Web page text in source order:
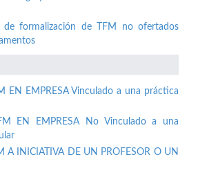
de formalización de TFM no ofertados
EN EMPRESA Vinculado a una práctica
EN EMPRESA No Vinculado a una
A INICIATIVA DE UN PROFESOR O UN